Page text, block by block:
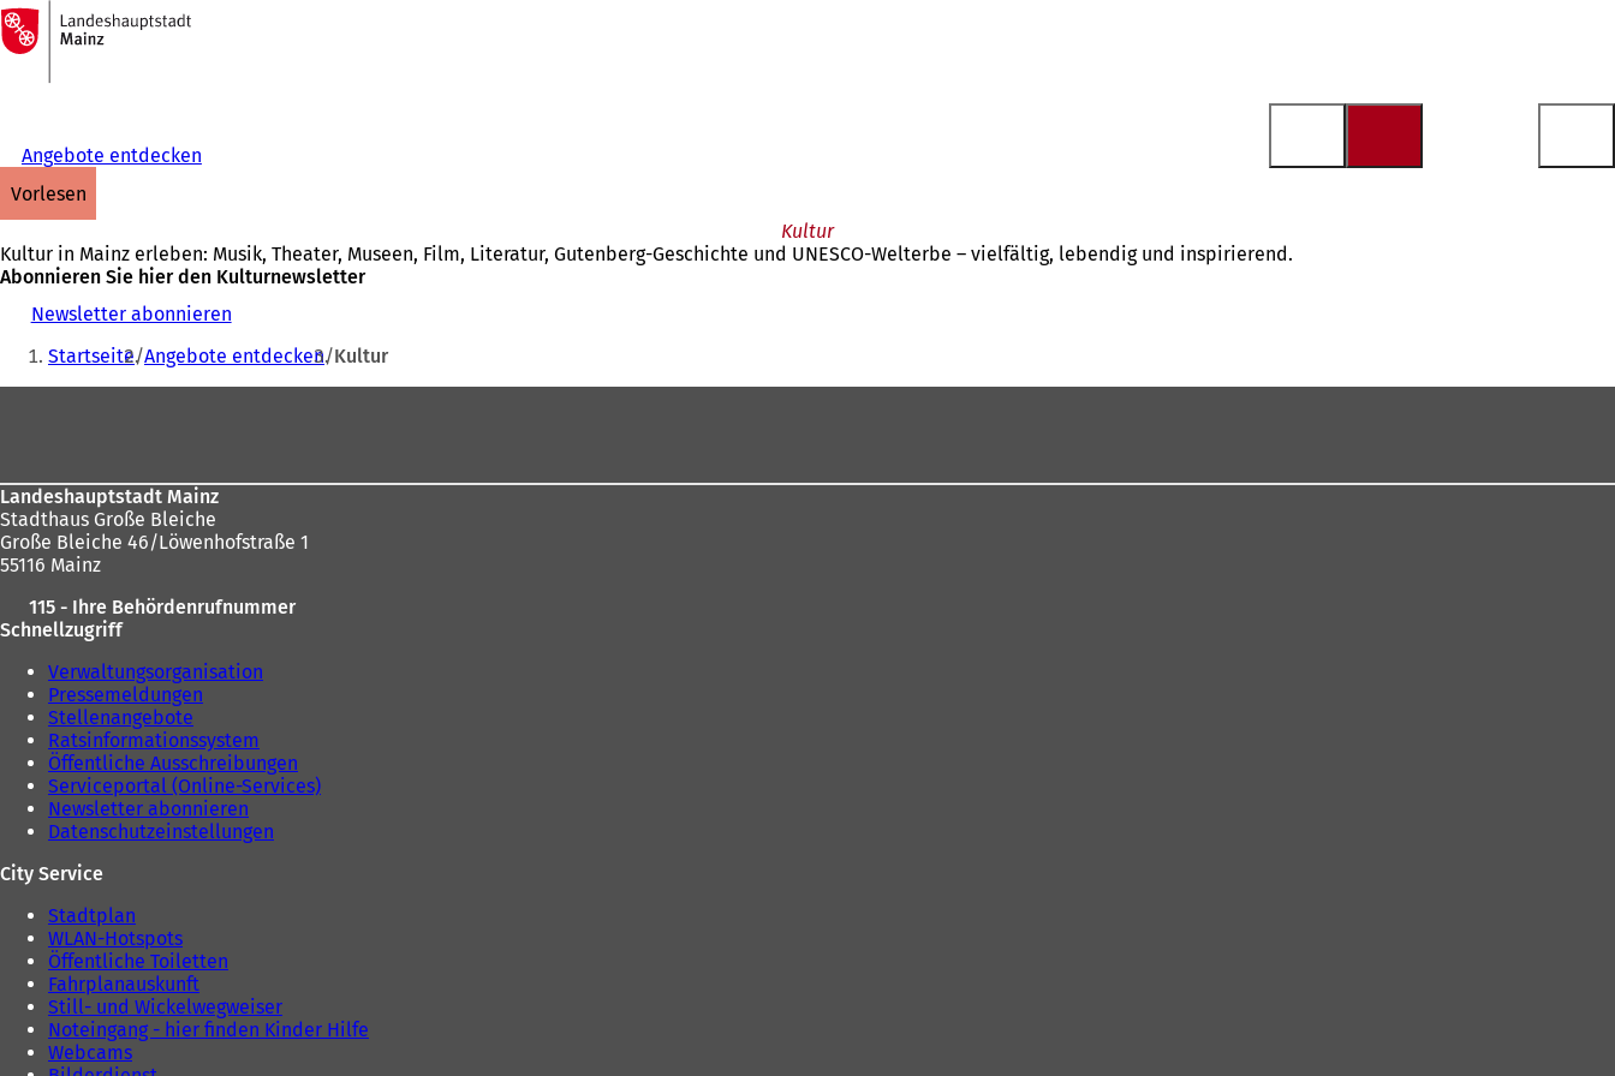
Inhalt anspringen
Zur
Startseite
Angebote entdecken
vorlesen
Kultur
Kultur in Mainz erleben: Musik, Theater, Museen, Film, Literatur, Gutenberg-Geschichte und UNESCO-Welterbe – vielfältig, lebendig und inspirierend.
Abonnieren Sie hier den Kulturnewsletter
Newsletter abonnieren
Sie
befinden
Startseite Angebote entdecken Kultur
Landeshauptstadt Mainz
Stadthaus Große Bleiche
Große Bleiche 46/Löwenhofstraße 1
55116 Mainz
115 - Ihre Behördenrufnummer
Schnellzugriff
Verwaltungsorganisation
Pressemeldungen
Stellenangebote
Ratsinformationssystem
Öffentliche Ausschreibungen
Serviceportal (Online-Services)
Newsletter abonnieren
Datenschutzeinstellungen
City Service
Stadtplan
WLAN-Hotspots
Öffentliche Toiletten
Fahrplanauskunft
Still- und Wickelwegweiser
Noteingang - hier finden Kinder Hilfe
Webcams